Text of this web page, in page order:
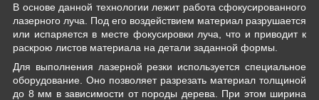
В основе данной технологии лежит работа сфокусированного
лазерного луча. Под его воздействием материал разрушается
или испаряется в месте фокусировки луча, что и приводит к
раскрою листов материала на детали заданной формы.
Для выполнения лазерной резки используется специальное
оборудование. Оно позволяет разрезать материал толщиной
до 8 мм в зависимости от породы дерева. При этом ширина